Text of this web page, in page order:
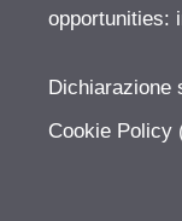
opportunities:
Dichiarazione
Cookie Policy